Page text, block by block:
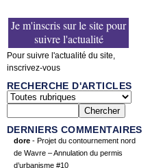
Je m'inscris sur le site pour
suivre l'actualité
Pour suivre l'actualité du site,
inscrivez-vous
RECHERCHE D'ARTICLES
DERNIERS COMMENTAIRES
dore - Projet du contournement nord
de Wavre – Annulation du permis
d’urbanisme #10